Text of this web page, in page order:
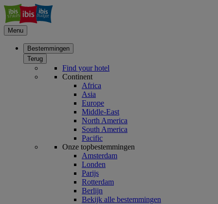
Menu
Bestemmingen
Terug
Find your hotel
Continent
Africa
Asia
Europe
Middle-East
North America
South America
Pacific
Onze topbestemmingen
Amsterdam
Londen
Parijs
Rotterdam
Berlijn
Bekijk alle bestemmingen